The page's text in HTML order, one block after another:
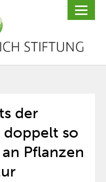
der
doppelt so
Pflanzen